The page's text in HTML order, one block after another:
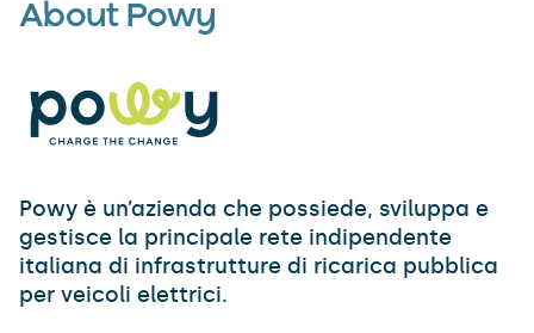
About Powy
Powy è un’azienda che possiede, sviluppa e
gestisce la principale rete indipendente
italiana di infrastrutture di ricarica pubblica
per veicoli elettrici.